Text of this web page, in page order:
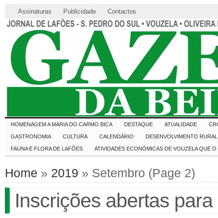
Assinaturas Publicidade Contactos
HOMENAGEM A MARIA DO CARMO BICA DESTAQUE ATUALIDADE
GASTRONOMIA CULTURA CALENDÁRIO DESENVOLVIMENTO RURAL
FAUNA E FLORA DE LAFÕES ATIVIDADES ECONÓMICAS DE VOUZELA QUE
Home » 2019 » Setembro (Page 2)
Inscrições abertas